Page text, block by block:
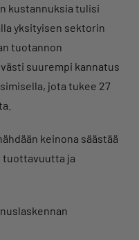
kustannuksia tulisi
yksityisen sektorin
tuotannon
suurempi kannatus
jota tukee 27
keinona säästää
tuottavuutta ja